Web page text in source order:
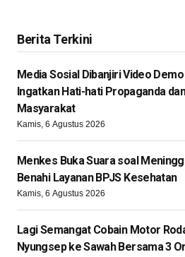
Berita Terkini
Media Sosial Dibanjiri Video
Ingatkan Hati-hati Propaganda
Masyarakat
Kamis, 6 Agustus 2026
Menkes Buka Suara soal
Benahi Layanan BPJS Kesehatan
Kamis, 6 Agustus 2026
Lagi Semangat Cobain Motor
Nyungsep ke Sawah Bersama 3